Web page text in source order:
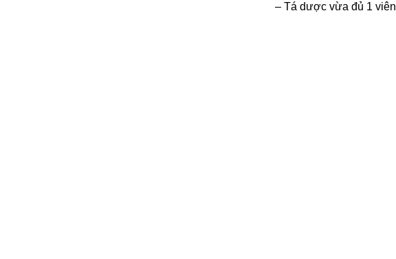
– Tá dược vừa đủ 1 viên